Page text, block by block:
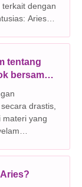
dengan
antu
tentang
bersama
drastis,
materi yang